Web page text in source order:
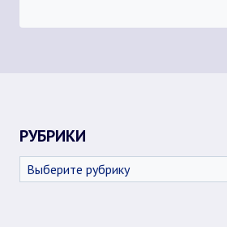
РУБРИКИ
Рубрики